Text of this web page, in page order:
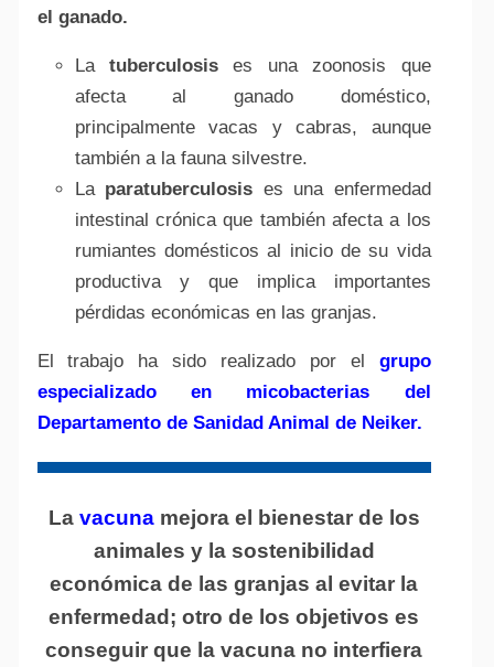
el ganado.
La tuberculosises una zoonosis que
afecta al ganado doméstico,
principalmente vacas y cabras, aunque
también a la fauna silvestre.
La paratuberculosis es una enfermedad
intestinal crónica que también afecta a los
rumiantes domésticos al inicio de su vida
productiva y que implica importantes
pérdidas económicas en las granjas.
El trabajo ha sido realizado por el grupo
especializado en micobacterias del
Departamento de Sanidad Animal de Neiker.
La vacunamejora el bienestar de los
animales y la sostenibilidad
económica de las granjas al evitar la
enfermedad; otro de los objetivos es
conseguir que la vacuna no interfiera